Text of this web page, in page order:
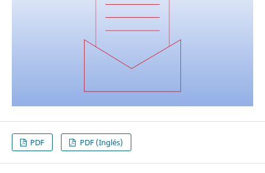
PDF PDF (Inglés)